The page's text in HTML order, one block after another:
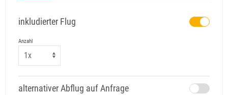
inkludierter Flug
Anzahl
alternativer Abflug auf Anfrage